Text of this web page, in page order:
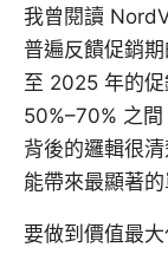
我曾閱讀
普遍反饋促銷
至 2025 年的
50%–70% 之
背後的邏輯很
能帶來最顯著
要做到價值最